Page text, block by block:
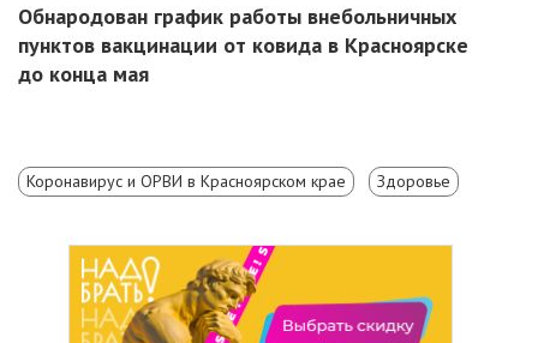
Обнародован график работы внебольничных
пунктов вакцинации от ковида в Красноярске
до конца мая
Коронавирус и ОРВИ в Красноярском крае Здоровье